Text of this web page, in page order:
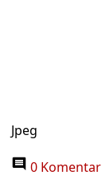
Jpeg
0 Komentar